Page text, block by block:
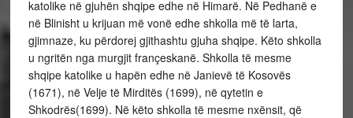
katolike në gjuhën shqipe edhe në Himarë. Në Pedhanë e
në Blinisht u krijuan më vonë edhe shkolla më të larta,
gjimnaze, ku përdorej gjithashtu gjuha shqipe. Këto shkolla
u ngritën nga murgjit françeskanë. Shkolla të mesme
shqipe katolike u hapën edhe në Janievë të Kosovës
(1671), në Velje të Mirditës (1699), në qytetin e
Shkodrës(1699). Në këto shkolla të mesme nxënsit, që